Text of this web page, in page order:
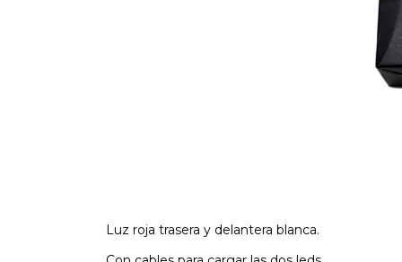
Luz roja trasera y delantera blanca.